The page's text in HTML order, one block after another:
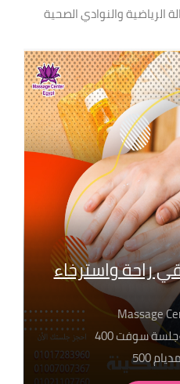
الرياضية والنوادي الصحية
راحة واسترخاء
Massage
سوفت 400
500